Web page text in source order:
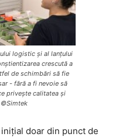
logistic și al lanțului
crescută a
de schimbări să fie
- fără a fi nevoie să
privește calitatea și
©Simtek
doar din punct de